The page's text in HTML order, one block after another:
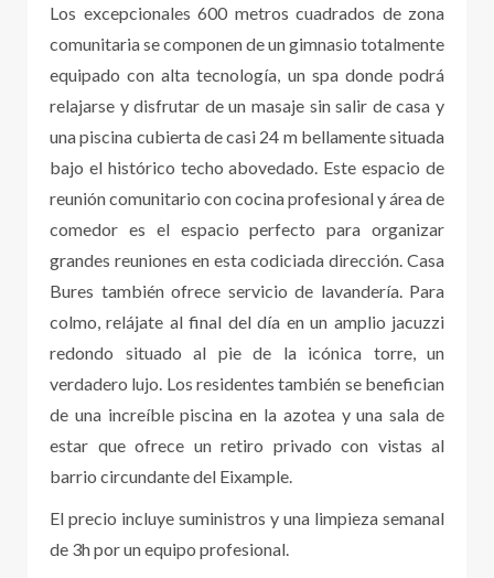
Los excepcionales 600 metros cuadrados de zona
comunitaria se componen de un gimnasio totalmente
equipado con alta tecnología, un spa donde podrá
relajarse y disfrutar de un masaje sin salir de casa y
una piscina cubierta de casi 24 m bellamente situada
bajo el histórico techo abovedado. Este espacio de
reunión comunitario con cocina profesional y área de
comedor es el espacio perfecto para organizar
grandes reuniones en esta codiciada dirección. Casa
Bures también ofrece servicio de lavandería. Para
colmo, relájate al final del día en un amplio jacuzzi
redondo situado al pie de la icónica torre, un
verdadero lujo. Los residentes también se benefician
de una increíble piscina en la azotea y una sala de
estar que ofrece un retiro privado con vistas al
barrio circundante del Eixample.
El precio incluye suministros y una limpieza semanal
de 3h por un equipo profesional.